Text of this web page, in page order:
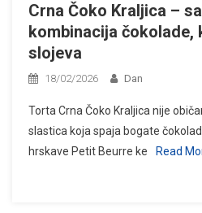
Crna Čoko Kraljica –
kombinacija čokolade,
slojeva
18/02/2026 Dan
Torta Crna Čoko Kraljica nije
slastica koja spaja bogate
hrskave Petit Beurre ke
Read